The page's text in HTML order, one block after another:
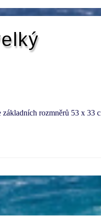
rozmněrů 53 x 33